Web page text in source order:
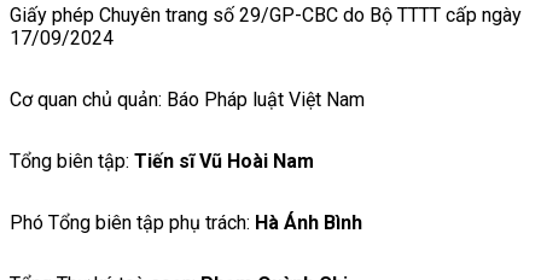
Giấy phép Chuyên trang số 29/GP-CBC do Bộ TTTT cấp ngày
17/09/2024
Cơ quan chủ quản: Báo Pháp luật Việt Nam
Tổng biên tập: Tiến sĩ Vũ Hoài Nam
Phó Tổng biên tập phụ trách: Hà Ánh Bình